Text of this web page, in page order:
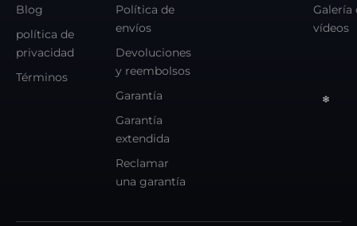
Blog
política de
privacidad
Términos
Política de
envíos
Devoluciones
y reembolsos
Garantía
Garantía
extendida
Reclamar
una garantía
Galería
vídeos